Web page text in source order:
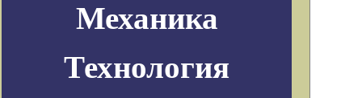
Механика
Технология